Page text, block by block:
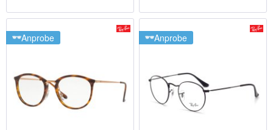
Anprobe Anprobe